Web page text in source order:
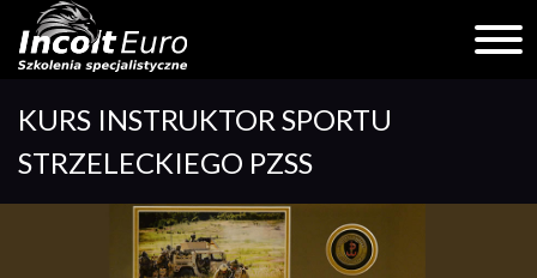
content
KURS INSTRUKTOR SPORTU
STRZELECKIEGO PZSS